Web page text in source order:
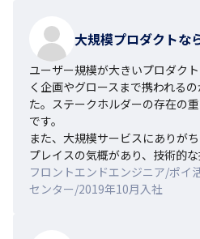
大規模プロダクトな
ユーザー規模が大きいプロダク
く企画やグロースまで携われる
た。ステークホルダーの存在の
です。
また、大規模サービスにありが
プレイスの気概があり、技術的な
フロントエンドエンジニア/ポイ
センター/2019年10月入社